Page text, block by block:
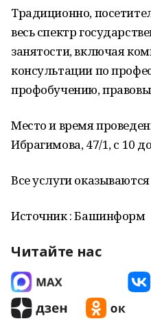
Традиционно,
весь спектр
занятости, включая
консультации по
профобучению,
Место и время
Ибрагимова, 47/1, с 10
Все услуги
Источник : Башинформ
Читайте нас